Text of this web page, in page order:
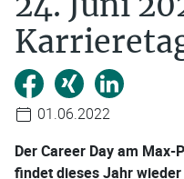
01.06.2022
Der Career Day am
findet dieses Jahr